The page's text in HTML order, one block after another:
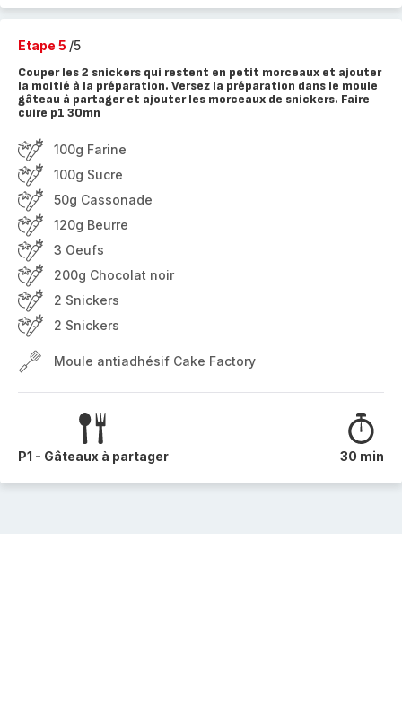
Etape 5 /5
Couper les 2 snickers qui restent en petit morceaux et ajouter
la moitié à la préparation. Versez la préparation dans le moule
gâteau à partager et ajouter les morceaux de snickers. Faire
cuire p1 30mn
100g Farine
100g Sucre
50g Cassonade
120g Beurre
3 Oeufs
200g Chocolat noir
2 Snickers
2 Snickers
Moule antiadhésif Cake Factory
P1 - Gâteaux à partager 30 min